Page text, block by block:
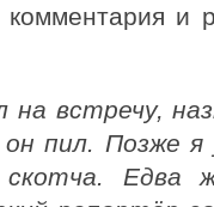
и
на встречу,
пил. Позже
скотча. Едва